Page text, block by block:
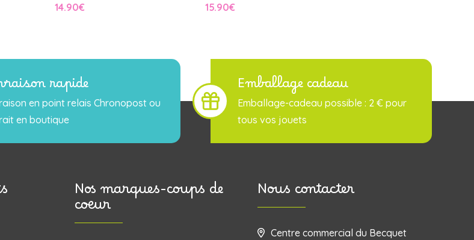
14.90€
15.90€
rapide
en point relais Chronopost ou
en boutique
Emballage cadeau
Emballage-cadeau possible : 2 € pour
tous vos jouets
Nos marques-coups de
coeur
Nous contacter
Centre commercial du Becquet